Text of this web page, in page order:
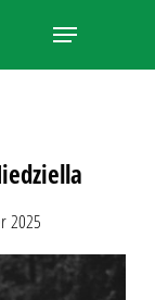
Menu
2025
Close